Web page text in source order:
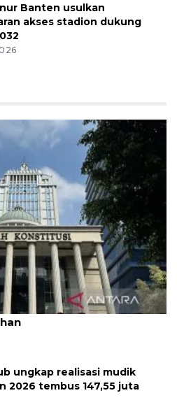
Banten usulkan
akses stadion dukung
Agama perihal isbat
ungkap realisasi mudik
2026 tembus 147,55 juta